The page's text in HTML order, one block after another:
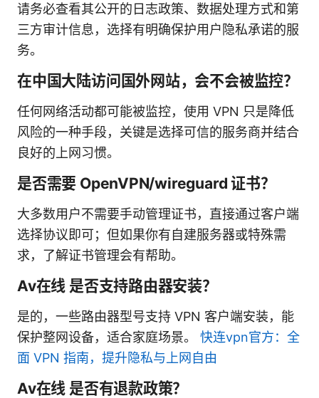
请务必查看其公开的日志政策、数据处理方式和第
三方审计信息，选择有明确保护用户隐私承诺的服
务。
在中国大陆访问国外网站，会不会被监控？
任何网络活动都可能被监控，使用 VPN 只是降低
风险的一种手段，关键是选择可信的服务商并结合
良好的上网习惯。
是否需要 OpenVPN/wireguard 证书？
大多数用户不需要手动管理证书，直接通过客户端
选择协议即可；但如果你有自建服务器或特殊需
求，了解证书管理会有帮助。
Av在线 是否支持路由器安装？
是的，一些路由器型号支持 VPN 客户端安装，能
保护整网设备，适合家庭场景。 快连vpn官方：全
面 VPN 指南，提升隐私与上网自由
Av在线 是否有退款政策？